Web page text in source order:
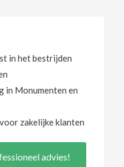
in het bestrijden
in Monumenten en
zakelijke klanten
advies!